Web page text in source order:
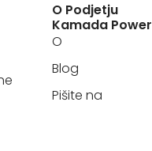
O Podjetju
Kamada Power
O
Blog
Pišite na